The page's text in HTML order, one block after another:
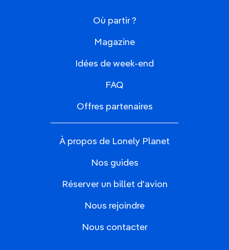
Où partir ?
Magazine
Idées de week-end
FAQ
Offres partenaires
À propos de Lonely Planet
Nos guides
Réserver un billet d'avion
Nous rejoindre
Nous contacter